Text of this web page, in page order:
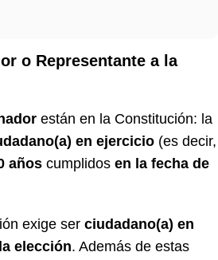
o Representante a la
están en la Constitución: la
en ejercicio (es decir,
años cumplidos en la fecha de
exige ser ciudadano(a) en
elección. Además de estas